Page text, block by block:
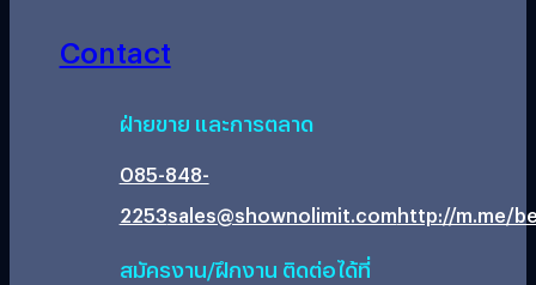
Contact
ฝ่ายขาย และการตลาด
085-848-
2253sales@shownolimit.comhttp://m.me/
สมัครงาน/ฝึกงาน ติดต่อได้ที่